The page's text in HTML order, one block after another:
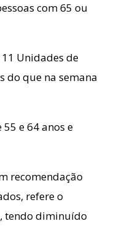
com 65 ou
Unidades de
do que na semana
e 64 anos e
recomendação
refere o
tendo diminuído